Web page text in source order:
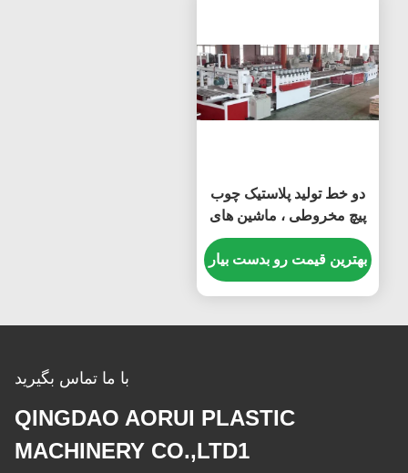
دو خط تولید پلاستیک چوب
پیچ مخروطی ، ماشین های
اکستروژن WPC
بهترین قیمت رو بدست بیار
با ما تماس بگیرید
QINGDAO AORUI PLASTIC
MACHINERY CO.,LTD1